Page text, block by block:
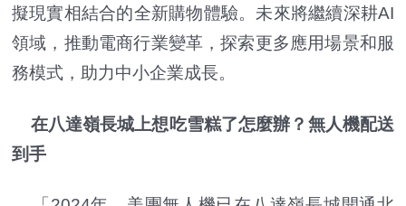
擬現實相結合的全新購物體驗。未來將繼續深耕AI
領域，推動電商行業變革，探索更多應用場景和服
務模式，助力中小企業成長。
在八達嶺長城上想吃雪糕了怎麼辦？無人機配送
到手